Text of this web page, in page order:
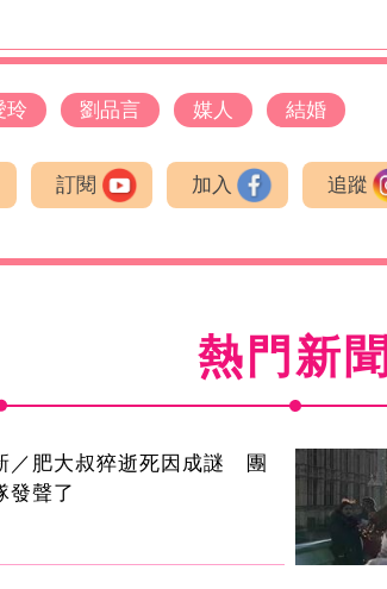
玲 劉品言 媒人 結婚
訂閱 加入 追蹤
熱門新聞
／肥大叔猝逝死因成謎 團
發聲了